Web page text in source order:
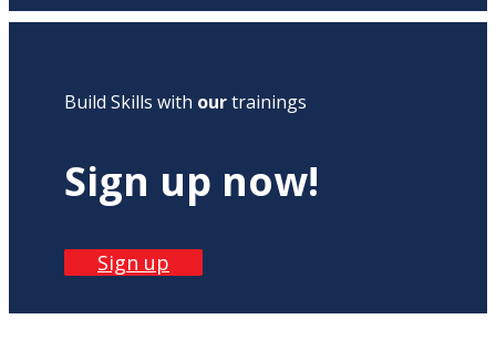
Build Skills with ourtrainings
Sign up now!
Sign up